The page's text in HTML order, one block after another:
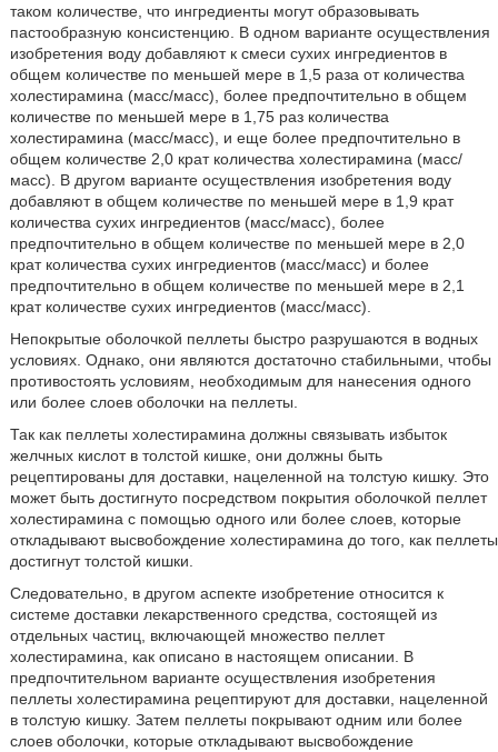
таком количестве, что ингредиенты могут образовывать
пастообразную консистенцию. В одном варианте осуществления
изобретения воду добавляют к смеси сухих ингредиентов в
общем количестве по меньшей мере в 1,5 раза от количества
холестирамина (масс/масс), более предпочтительно в общем
количестве по меньшей мере в 1,75 раз количества
холестирамина (масс/масс), и еще более предпочтительно в
общем количестве 2,0 крат количества холестирамина (масс/
масс). В другом варианте осуществления изобретения воду
добавляют в общем количестве по меньшей мере в 1,9 крат
количества сухих ингредиентов (масс/масс), более
предпочтительно в общем количестве по меньшей мере в 2,0
крат количества сухих ингредиентов (масс/масс) и более
предпочтительно в общем количестве по меньшей мере в 2,1
крат количестве сухих ингредиентов (масс/масс).
Непокрытые оболочкой пеллеты быстро разрушаются в водных
условиях. Однако, они являются достаточно стабильными, чтобы
противостоять условиям, необходимым для нанесения одного
или более слоев оболочки на пеллеты.
Так как пеллеты холестирамина должны связывать избыток
желчных кислот в толстой кишке, они должны быть
рецептированы для доставки, нацеленной на толстую кишку. Это
может быть достигнуто посредством покрытия оболочкой пеллет
холестирамина с помощью одного или более слоев, которые
откладывают высвобождение холестирамина до того, как пеллеты
достигнут толстой кишки.
Следовательно, в другом аспекте изобретение относится к
системе доставки лекарственного средства, состоящей из
отдельных частиц, включающей множество пеллет
холестирамина, как описано в настоящем описании. В
предпочтительном варианте осуществления изобретения
пеллеты холестирамина рецептируют для доставки, нацеленной
в толстую кишку. Затем пеллеты покрывают одним или более
слоев оболочки, которые откладывают высвобождение